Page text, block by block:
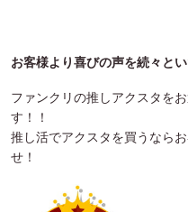
お客様より喜びの声を続々と
ファンクリの推しアクスタを
す！！
推し活でアクスタを買うなら
せ！